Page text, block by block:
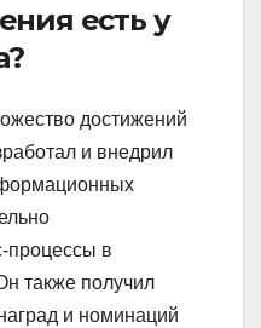
есть у
достижений
и внедрил
процессы в
также получил
и номинаций